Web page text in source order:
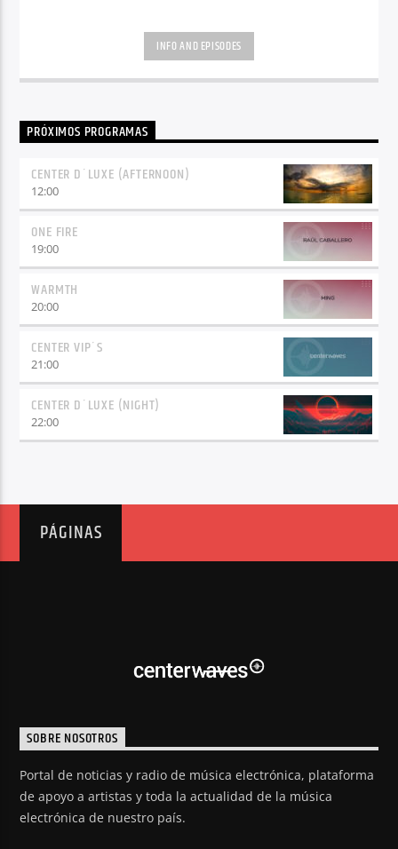
INFO AND EPISODES
PRÓXIMOS PROGRAMAS
CENTER D´LUXE (AFTERNOON)
12:00
ONE FIRE
19:00
WARMTH
20:00
CENTER VIP´S
21:00
CENTER D´LUXE (NIGHT)
22:00
PÁGINAS
SOBRE NOSOTROS
Portal de noticias y radio de música electrónica, plataforma
de apoyo a artistas y toda la actualidad de la música
electrónica de nuestro país.